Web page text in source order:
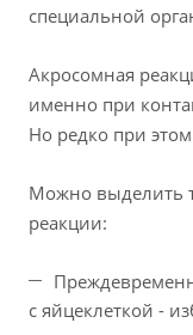
специальной
Акросомная
именно при
Но редко при
Можно выделить
реакции:
с яйцеклеткой -